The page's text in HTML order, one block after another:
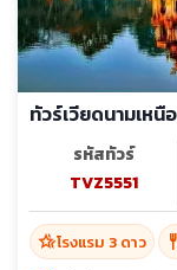
ทัวร์เวียดนามเหนื
รหัสทัวร์
TVZ5551
hotel_classโรงแรม 3 ดาว